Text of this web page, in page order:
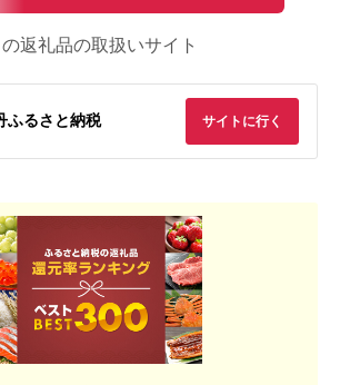
の返礼品の取扱いサイト
ふるさと納税 サイトに行く